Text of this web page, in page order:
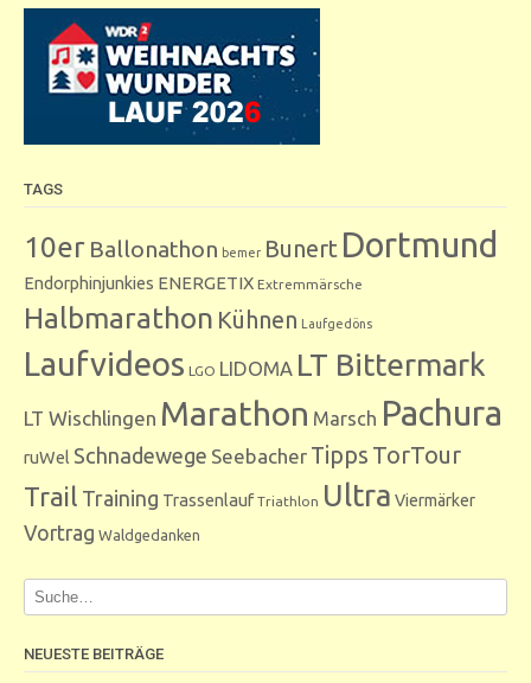
TAGS
10er Ballonathon bemer Bunert Dortmund
Endorphinjunkies ENERGETIX Extremmärsche
Halbmarathon Kühnen Laufgedöns
Laufvideos LGO LIDOMA LT Bittermark
LT Wischlingen Marathon Marsch Pachura
ruWel Schnadewege Seebacher Tipps TorTour
Trail Training Trassenlauf Triathlon Ultra Viermärker
Vortrag Waldgedanken
NEUESTE BEITRÄGE